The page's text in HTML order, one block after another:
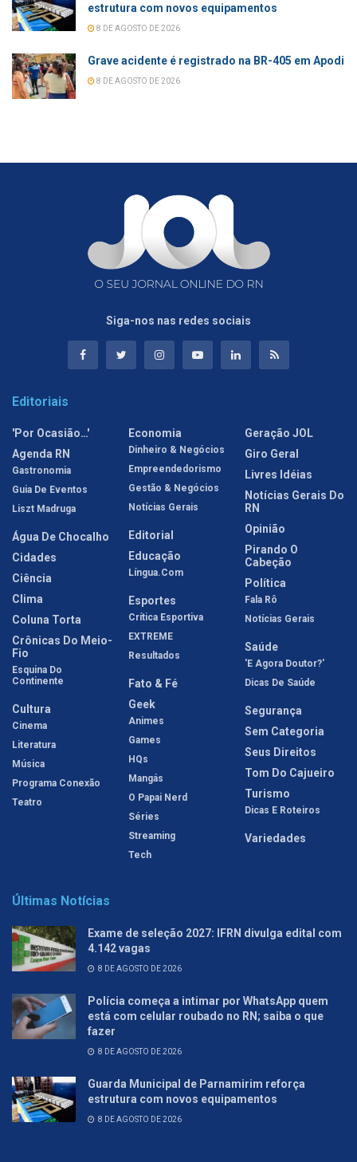
estrutura com novos equipamentos
8 DE AGOSTO DE 2026
Grave acidente é registrado na BR-405 em Apodi
8 DE AGOSTO DE 2026
Siga-nos nas redes sociais
Editoriais
'Por Ocasião…'
Agenda RN
Gastronomia
Guia De Eventos
Liszt Madruga
Água De Chocalho
Cidades
Ciência
Clima
Coluna Torta
Crônicas Do Meio-
Fio
Esquina Do
Continente
Cultura
Cinema
Literatura
Música
Programa Conexão
Teatro
Economia
Dinheiro & Negócios
Empreendedorismo
Gestão & Negócios
Notícias Gerais
Editorial
Educação
Língua.com
Esportes
Crítica Esportiva
EXTREME
Resultados
Fato & Fé
Geek
Animes
Games
HQs
Mangás
O Papai Nerd
Séries
Streaming
Tech
Geração JOL
Giro Geral
Livres Idéias
Notícias Gerais Do
RN
Opinião
Pirando O
Cabeção
Política
Fala Rô
Notícias Gerais
Saúde
'E Agora Doutor?'
Dicas De Saúde
Segurança
Sem Categoria
Seus Direitos
Tom Do Cajueiro
Turismo
Dicas E Roteiros
Variedades
Últimas Notícias
Exame de seleção 2027: IFRN divulga edital com
4.142 vagas
8 DE AGOSTO DE 2026
Polícia começa a intimar por WhatsApp quem
está com celular roubado no RN; saiba o que
fazer
8 DE AGOSTO DE 2026
Guarda Municipal de Parnamirim reforça
estrutura com novos equipamentos
8 DE AGOSTO DE 2026